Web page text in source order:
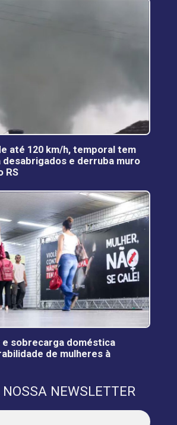
até 120 km/h, temporal tem
e derruba muro
RS
e sobrecarga doméstica
de mulheres à
NEWSLETTER